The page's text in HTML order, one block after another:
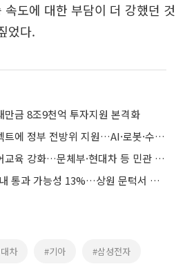
도에 대한 부담이 더 강했던 것
었다.
만금 8조9천억 투자지원 본격화
현대차 새만금 프로젝트에 정부 전방위 지원…AI·로봇·수소 산업 육성
외국인 노동자 한국어교육 강화…문체부·현대차 등 민관 협력 나서
美 클래리티 법안 연내 통과 가능성 13%…상원 문턱서 제동
차 #기아 #삼성전자